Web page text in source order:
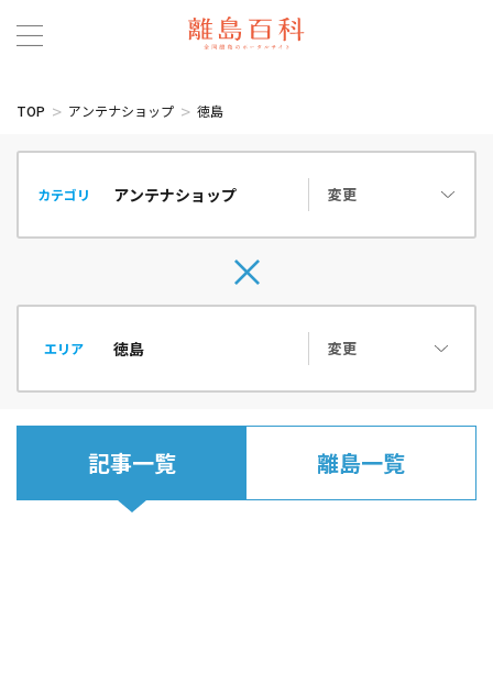
TOP アンテナショップ 徳島
カテゴリ 変更
エリア 変更
記事一覧 離島一覧